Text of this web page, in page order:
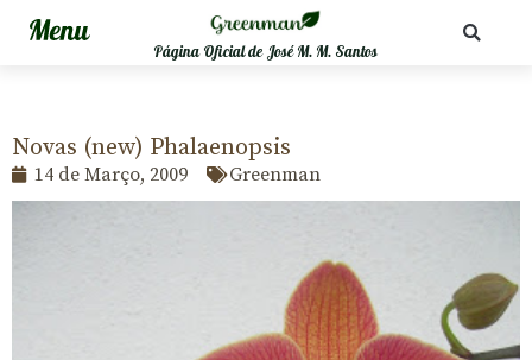
Página Oficial de José M. M. Santos
Novas (new) Phalaenopsis
14 de Março, 2009 Greenman